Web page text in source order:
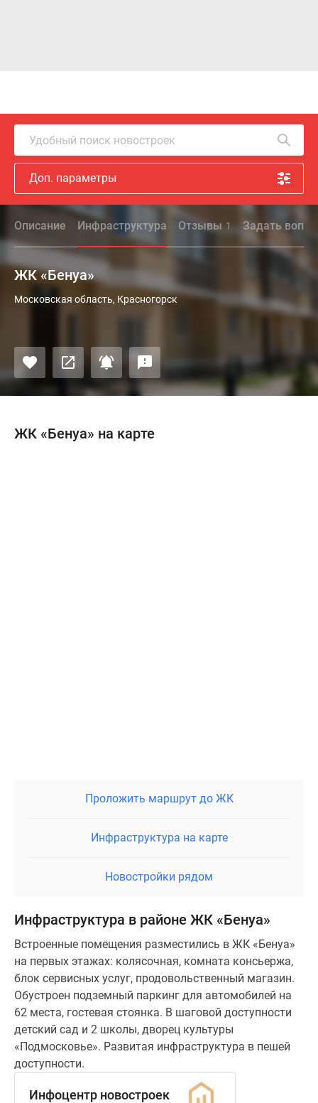
Удобный поиск новостроек
Доп. параметры
Описание Инфраструктура Отзывы 1 Задать
ЖК «Бенуа»
Московская область, Красногорск
ЖК «Бенуа» на карте
Проложить маршрут до ЖК
Инфраструктура на карте
Новостройки рядом
Инфраструктура в районе ЖК «Бенуа»
Встроенные помещения разместились в ЖК «Бенуа»
на первых этажах: колясочная, комната консьержа,
блок сервисных услуг, продовольственный магазин.
Обустроен подземный паркинг для автомобилей на
62 места, гостевая стоянка. В шаговой доступности
детский сад и 2 школы, дворец культуры
«Подмосковье». Развитая инфраструктура в пешей
доступности.
Инфоцентр новостроек